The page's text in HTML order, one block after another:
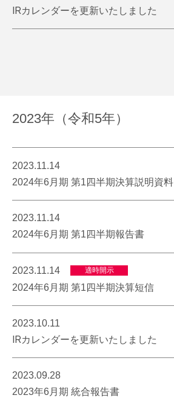
IRカレンダーを更新いたしました
2023年（令和5年）
2023.11.14
2024年6月期 第1四半期決算説明資料
2023.11.14
2024年6月期 第1四半期報告書
2023.11.14 適時開示
2024年6月期 第1四半期決算短信
2023.10.11
IRカレンダーを更新いたしました
2023.09.28
2023年6月期 統合報告書